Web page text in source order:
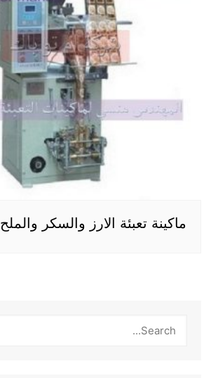
ماكينة تعبئة الارز والسكر والملح